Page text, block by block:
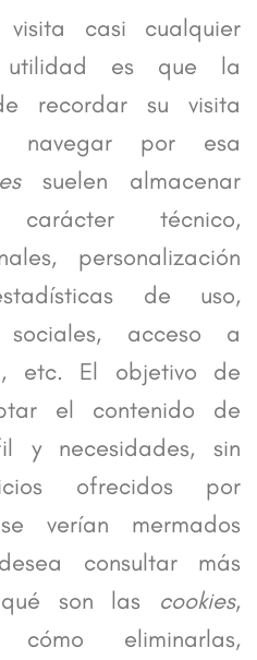
visita casi cualquier
es que la
recordar su visita
navegar por esa
suelen almacenar
técnico,
personalización
de uso,
acceso a
etc. El objetivo de
el contenido de
necesidades, sin
ofrecidos por
verían mermados
consultar más
son las cookies,
eliminarlas,